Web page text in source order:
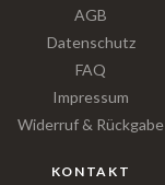
AGB
Datenschutz
FAQ
Impressum
Widerruf & Rückgabe
KONTAKT